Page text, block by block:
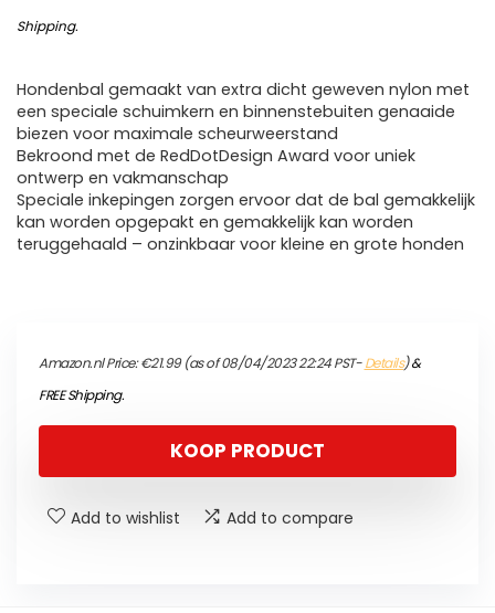
Shipping.
Hondenbal gemaakt van extra dicht geweven nylon met
een speciale schuimkern en binnenstebuiten genaaide
biezen voor maximale scheurweerstand
Bekroond met de RedDotDesign Award voor uniek
ontwerp en vakmanschap
Speciale inkepingen zorgen ervoor dat de bal gemakkelijk
kan worden opgepakt en gemakkelijk kan worden
teruggehaald – onzinkbaar voor kleine en grote honden
Amazon.nl Price:€21.99(as of 08/04/2023 22:24 PST-Details)&
FREE Shipping.
KOOP PRODUCT
Add to wishlist Add to compare